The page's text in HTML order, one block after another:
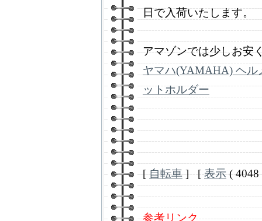
日で入荷いたします。
アマゾンでは少しお安
ヤマハ(YAMAHA) ヘル
ットホルダー
[自転車] [表示(
参考リンク